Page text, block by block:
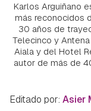
Karlos Arguiñano
más reconocidos
30 años de
Telecinco y
Aiala y del Hotel
autor de más de
Editado por: Asier